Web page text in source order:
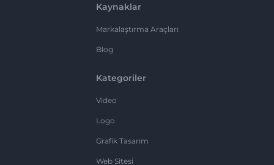
Kaynaklar
Markalaştırma Araçları
Blog
Kategoriler
Video
Logo
Grafik Tasarım
Web Sitesi